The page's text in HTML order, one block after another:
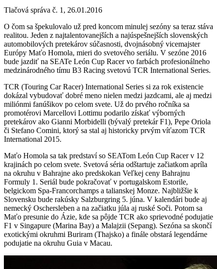
Tlačová správa č. 1, 26.01.2016
O čom sa špekulovalo už pred koncom minulej sezóny sa teraz stáva
realitou. Jeden z najtalentovanejších a najúspešnejších slovenských
automobilových pretekárov súčasnosti, dvojnásobný vicemajster
Európy Maťo Homola, mieri do svetového seriálu. V sezóne 2016
bude jazdiť na SEATe León Cup Racer vo farbách profesionálneho
medzinárodného tímu B3 Racing svetovú TCR International Series.
TCR (Touring Car Racer) International Series si za rok existencie
dokázal vybudovať dobré meno nielen medzi jazdcami, ale aj medzi
miliónmi fanúšikov po celom svete. Už do prvého ročníka sa
promotérovi Marcellovi Lottimu podarilo získať výborných
pretekárov ako Gianni Morbidelli (bývalý pretekár F1), Pepe Oriola
či Stefano Comini, ktorý sa stal aj historicky prvým víťazom TCR
International 2015.
Maťo Homola sa tak predstaví so SEATom León Cup Racer v 12
krajinách po celom svete. Svetová séria odštartuje začiatkom apríla
na okruhu v Bahrajne ako predskokan Veľkej ceny Bahrajnu
Formuly 1. Seriál bude pokračovať v portugalskom Estorile,
belgickom Spa-Francorchamps a talianskej Monze. Najbližšie k
Slovensku bude rakúsky Salzburgring 5. júna. V kalendári bude aj
nemecký Oschersleben a na začiatku júla aj ruské Soči. Potom sa
Maťo presunie do Ázie, kde sa pôjde TCR ako sprievodné podujatie
F1 v Singapure (Marina Bay) a Malajzii (Sepang). Sezóna sa skončí
exotickými okruhmi Buriram (Thajsko) a finále obstará legendárne
podujatie na okruhu Guia v Macau.